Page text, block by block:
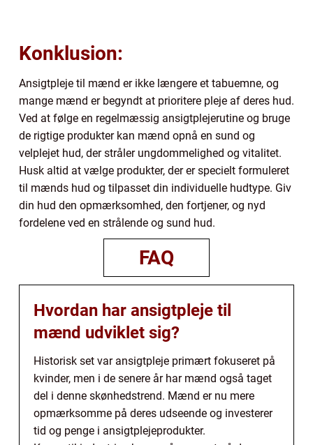
Konklusion:
Ansigtpleje til mænd er ikke længere et tabuemne, og
mange mænd er begyndt at prioritere pleje af deres hud.
Ved at følge en regelmæssig ansigtplejerutine og bruge
de rigtige produkter kan mænd opnå en sund og
velplejet hud, der stråler ungdommelighed og vitalitet.
Husk altid at vælge produkter, der er specielt formuleret
til mænds hud og tilpasset din individuelle hudtype. Giv
din hud den opmærksomhed, den fortjener, og nyd
fordelene ved en strålende og sund hud.
FAQ
Hvordan har ansigtpleje til
mænd udviklet sig?
Historisk set var ansigtpleje primært fokuseret på
kvinder, men i de senere år har mænd også taget
del i denne skønhedstrend. Mænd er nu mere
opmærksomme på deres udseende og investerer
tid og penge i ansigtplejeprodukter.